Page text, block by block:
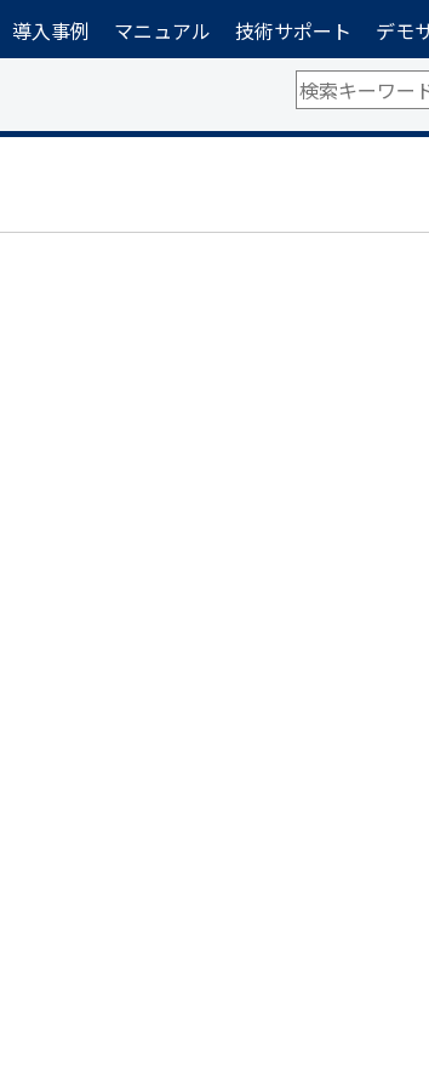
導入事例 マニュアル 技術サポート デモ